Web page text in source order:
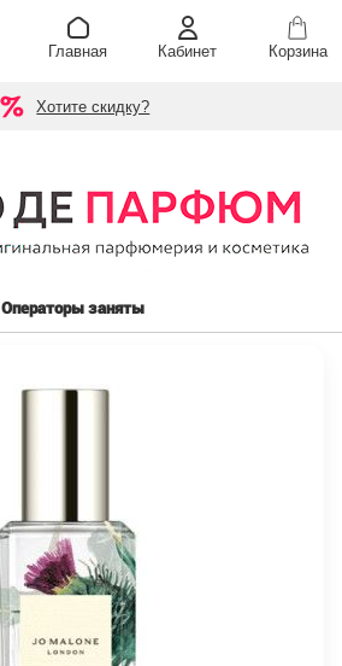
Хотите скидку?
Операторы заняты
Главная Кабинет Корзина